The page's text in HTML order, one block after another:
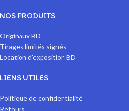
NOS PRODUITS
Originaux BD
Tirages limités signés
Location d'exposition BD
LIENS UTILES
Politique de confidentialité
Retours